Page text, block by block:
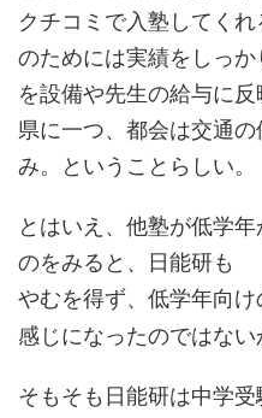
クチコミで入塾してく
のためには実績をしっ
を設備や先生の給与に
県に一つ、都会は交通
み。ということらしい。
とはいえ、他塾が低学
のをみると、日能研も
やむを得ず、低学年向
感じになったのではな
そもそも日能研は中学